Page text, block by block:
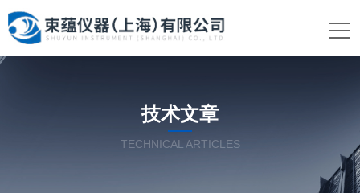
技术文章
TECHNICAL ARTICLES